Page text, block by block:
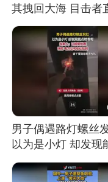
其拽回大海 目击者
震惊 （视频来源：
消息）
男子偶遇路灯螺丝
以为是小灯 却发现
燃香烟 当事人：已
处理